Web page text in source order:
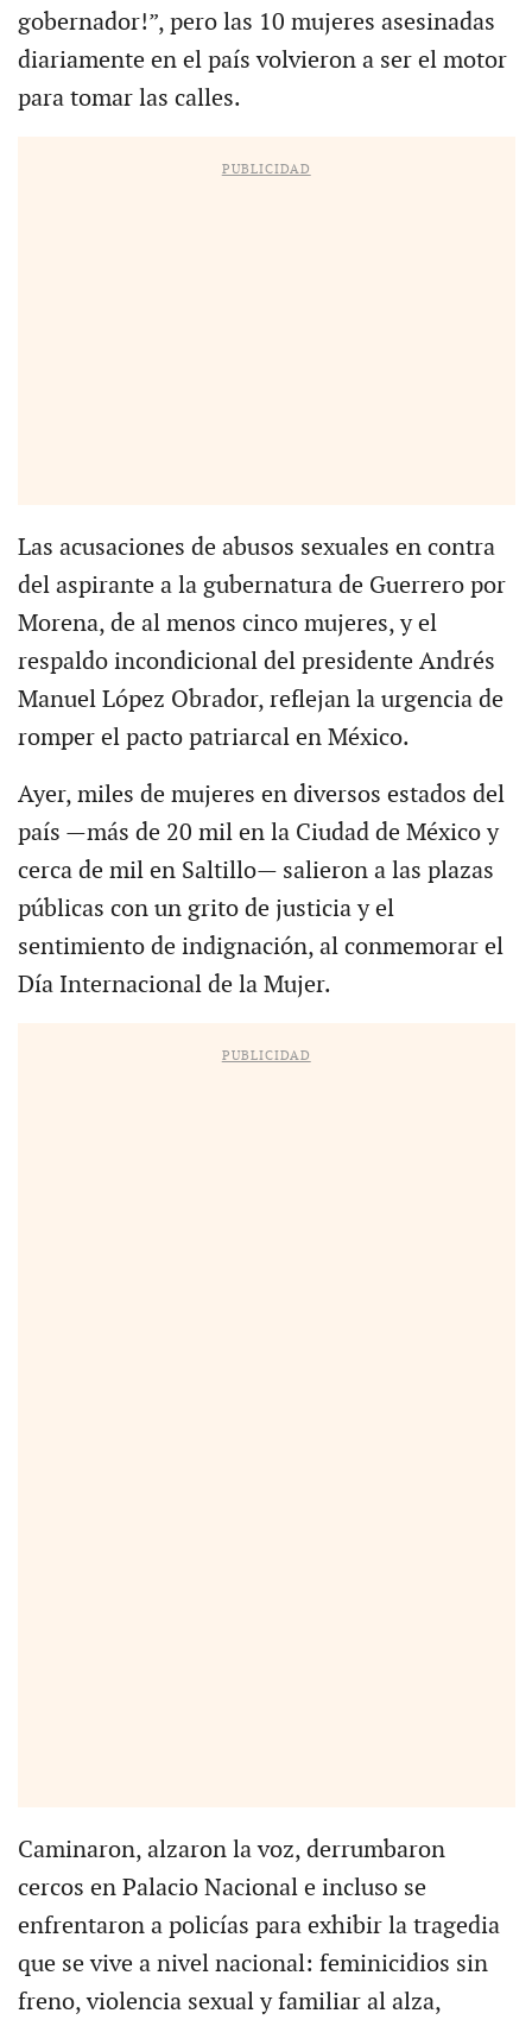
gobernador!”, pero las 10 mujeres asesinadas
diariamente en el país volvieron a ser el motor
para tomar las calles.
PUBLICIDAD
Las acusaciones de abusos sexuales en contra
del aspirante a la gubernatura de Guerrero por
Morena, de al menos cinco mujeres, y el
respaldo incondicional del presidente Andrés
Manuel López Obrador, reflejan la urgencia de
romper el pacto patriarcal en México.
Ayer, miles de mujeres en diversos estados del
país —más de 20 mil en la Ciudad de México y
cerca de mil en Saltillo— salieron a las plazas
públicas con un grito de justicia y el
sentimiento de indignación, al conmemorar el
Día Internacional de la Mujer.
PUBLICIDAD
Caminaron, alzaron la voz, derrumbaron
cercos en Palacio Nacional e incluso se
enfrentaron a policías para exhibir la tragedia
que se vive a nivel nacional: feminicidios sin
freno, violencia sexual y familiar al alza,